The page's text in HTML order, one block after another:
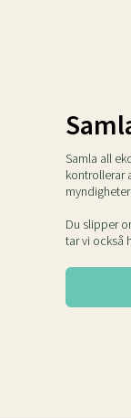
Samla all
kontrollerar
Du slipper
tar vi också